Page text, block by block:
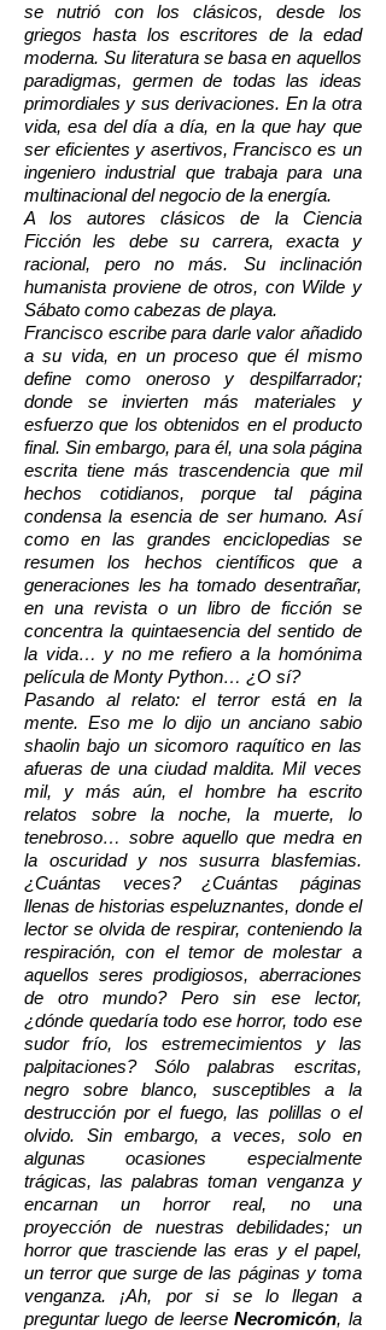
se nutrió con los clásicos, desde los
griegos hasta los escritores de la edad
moderna. Su literatura se basa en aquellos
paradigmas, germen de todas las ideas
primordiales y sus derivaciones. En la otra
vida, esa del día a día, en la que hay que
ser eficientes y asertivos, Francisco es un
ingeniero industrial que trabaja para una
multinacional del negocio de la energía.
A los autores clásicos de la Ciencia
Ficción les debe su carrera, exacta y
racional, pero no más. Su inclinación
humanista proviene de otros, con Wilde y
Sábato como cabezas de playa.
Francisco escribe para darle valor añadido
a su vida, en un proceso que él mismo
define como oneroso y despilfarrador;
donde se invierten más materiales y
esfuerzo que los obtenidos en el producto
final. Sin embargo, para él, una sola página
escrita tiene más trascendencia que mil
hechos cotidianos, porque tal página
condensa la esencia de ser humano. Así
como en las grandes enciclopedias se
resumen los hechos científicos que a
generaciones les ha tomado desentrañar,
en una revista o un libro de ficción se
concentra la quintaesencia del sentido de
la vida… y no me refiero a la homónima
película de Monty Python… ¿O sí?
Pasando al relato: el terror está en la
mente. Eso me lo dijo un anciano sabio
shaolin bajo un sicomoro raquítico en las
afueras de una ciudad maldita. Mil veces
mil, y más aún, el hombre ha escrito
relatos sobre la noche, la muerte, lo
tenebroso… sobre aquello que medra en
la oscuridad y nos susurra blasfemias.
¿Cuántas veces? ¿Cuántas páginas
llenas de historias espeluznantes, donde el
lector se olvida de respirar, conteniendo la
respiración, con el temor de molestar a
aquellos seres prodigiosos, aberraciones
de otro mundo? Pero sin ese lector,
¿dónde quedaría todo ese horror, todo ese
sudor frío, los estremecimientos y las
palpitaciones? Sólo palabras escritas,
negro sobre blanco, susceptibles a la
destrucción por el fuego, las polillas o el
olvido. Sin embargo, a veces, solo en
algunas ocasiones especialmente
trágicas, las palabras toman venganza y
encarnan un horror real, no una
proyección de nuestras debilidades; un
horror que trasciende las eras y el papel,
un terror que surge de las páginas y toma
venganza. ¡Ah, por si se lo llegan a
preguntar luego de leerseNecromicón, la